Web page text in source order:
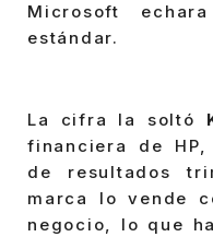
Microsoft
estándar.
La cifra la soltó
financiera de
de resultados
marca lo vende
negocio, lo que